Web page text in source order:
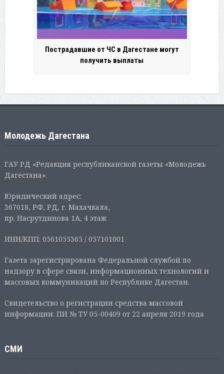
Пострадавшие от ЧС в Дагестане могут
получить выплаты
Молодежь Дагестана
ГАУ РД «Редакция республиканской газеты «Молодежь
Дагестана».
Юридический адрес:
367018, РФ, РД, г. Махачкала,
пр. Насрутдинова 1А, 4 этаж
ИНН/КПП: 0561055365 / 057101001
Газета зарегистрирована Федеральной службой по
надзору в сфере связи, информационных технологий и
массовых коммуникаций по Республике Дагестан.
Свидетельство о регистрации средства массовой
информации: ПИ № ТУ 05-00409 от 22 апреля 2019 года
СМИ